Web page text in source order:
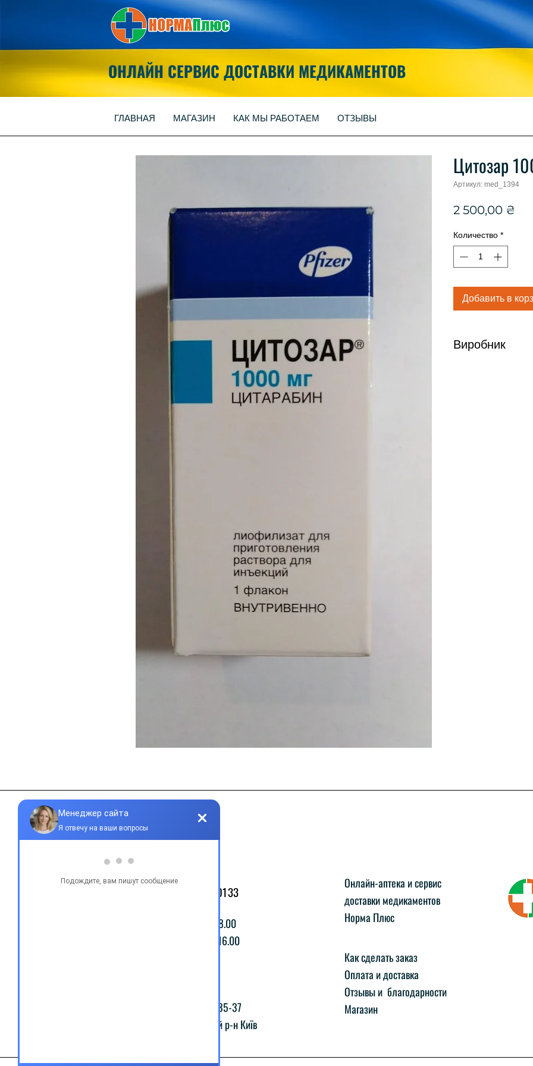
ОНЛАЙН СЕРВИС ДОСТАВКИ МЕДИКАМЕНТОВ
ГЛАВНАЯ МАГАЗИН КАК МЫ РАБОТАЕМ ОТЗЫВЫ
Цитозар
Артикул: med_1394
2 500,00 ₴
Количество *
Добавить в
Виробник
Контакты
+38 077 033 0133
Пн-Пт: 9.00-18.00
Сб-Вс: 10.00-16.00
Василя Стуса 35-37
Святошинський р-н Київ
Онлайн-аптека и сервис
доставки медикаментов
Норма Плюс
Как сделать заказ
Оплата и доставка
Отзывы и благодарности
Магазин